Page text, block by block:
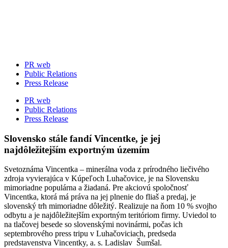
PR web
Public Relations
Press Release
PR web
Public Relations
Press Release
Slovensko stále fandí Vincentke, je jej
najdôležitejším exportným územím
Svetoznáma Vincentka – minerálna voda z prírodného liečivého
zdroja vyvierajúca v Kúpeľoch Luhačovice, je na Slovensku
mimoriadne populárna a žiadaná. Pre akciovú spoločnosť
Vincentka, ktorá má práva na jej plnenie do fliaš a predaj, je
slovenský trh mimoriadne dôležitý. Realizuje na ňom 10 % svojho
odbytu a je najdôležitejším exportným teritóriom firmy. Uviedol to
na tlačovej besede so slovenskými novinármi, počas ich
septembrového press tripu v Luhačoviciach, predseda
predstavenstva Vincentky, a. s. Ladislav Šumšal.